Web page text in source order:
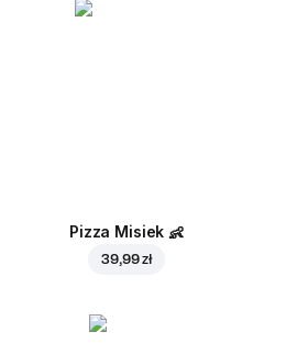
Pizza Misiek 👶
39,99 zł